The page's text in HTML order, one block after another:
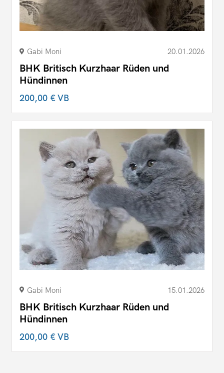
Gabi Moni 20.01.2026
BHK Britisch Kurzhaar Rüden und
Hündinnen
200,00 €VB
Gabi Moni 15.01.2026
BHK Britisch Kurzhaar Rüden und
Hündinnen
200,00 €VB